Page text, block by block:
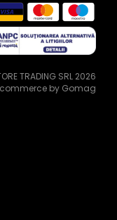
TRADING SRL 2026
by Gomag